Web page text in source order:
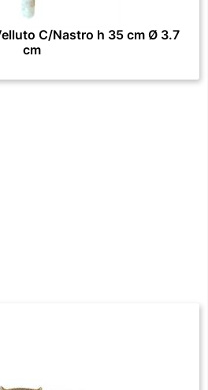
C/Nastro h 35 cm Ø 3.7
cm